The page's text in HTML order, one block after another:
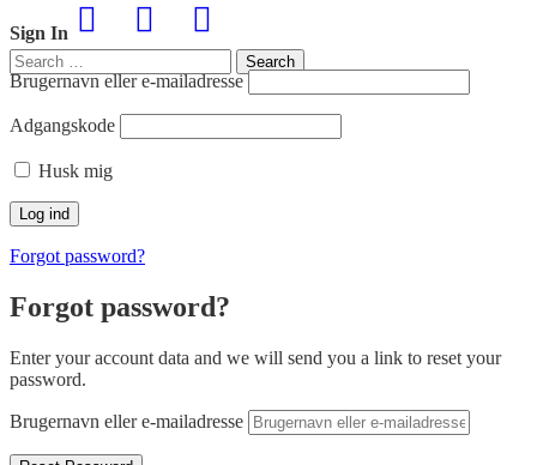
Search
for:
Search
Sign In
Brugernavn eller e-mailadresse
Adgangskode
Husk mig
Forgot password?
Forgot password?
Enter your account data and we will send you a link to reset your
password.
Brugernavn eller e-mailadresse